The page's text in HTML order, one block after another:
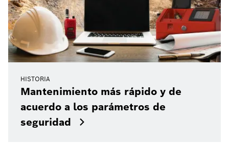
HISTORIA
Mantenimiento más rápido y de
acuerdo a los parámetros de
seguridad